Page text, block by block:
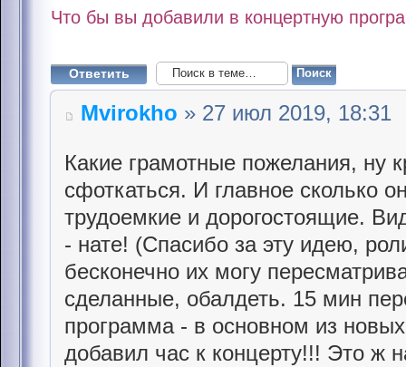
Что бы вы добавили в концертную
Ответить
Mvirokho » 27 июл 2019, 18:31
Какие грамотные пожелания, ну
сфоткаться. И главное сколько
трудоемкие и дорогостоящие.
- нате! (Спасибо за эту идею,
бесконечно их могу
сделанные, обалдеть. 15 мин
программа - в основном из
добавил час к концерту!!! Это ж